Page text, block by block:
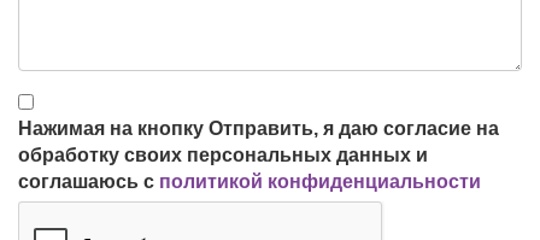
Нажимая на кнопку Отправить, я даю согласие на
обработку своих персональных данных и
соглашаюсь с политикой конфиденциальности